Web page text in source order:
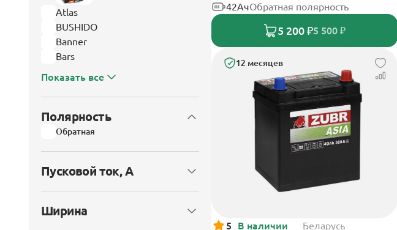
Atlas
BUSHIDO
Banner
Bars
Показать все
Полярность
Обратная
Пусковой ток, А
Ширина
42АчОбратная полярность
5 200 ₽5 500 ₽
12 месяцев
5 В наличии Беларусь